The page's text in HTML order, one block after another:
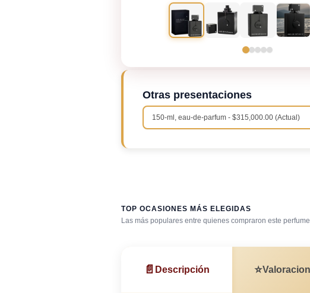
Otras presentaciones
TOP OCASIONES MÁS ELEGIDAS
Las más populares entre quienes compraron este
Bar / cocteles
📄 Descripción ⭐